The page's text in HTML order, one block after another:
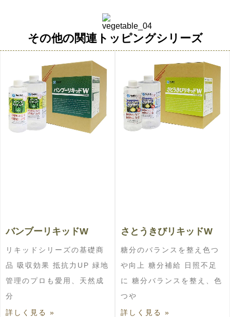
その他の関連トッピングシリーズ
バンブーリキッドW
リキッドシリーズの基礎商
品 吸収効果 抵抗力UP 緑地
管理のプロも愛用、天然成
分
詳しく見る »
さとうきびリキッドW
糖分のバランスを整え色つ
や向上 糖分補給 日照不足
に 糖分バランスを整え、色
つや
詳しく見る »